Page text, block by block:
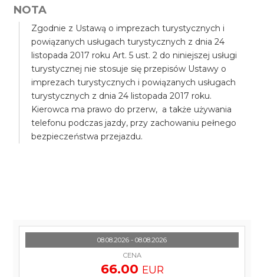
NOTA
Zgodnie z Ustawą o imprezach turystycznych i
powiązanych usługach turystycznych z dnia 24
listopada 2017 roku Art. 5 ust. 2 do niniejszej usługi
turystycznej nie stosuje się przepisów Ustawy o
imprezach turystycznych i powiązanych usługach
turystycznych z dnia 24 listopada 2017 roku.
Kierowca ma prawo do przerw, a także używania
telefonu podczas jazdy, przy zachowaniu pełnego
bezpieczeństwa przejazdu.
08.08.2026 - 08.08.2026
CENA
66.00 EUR